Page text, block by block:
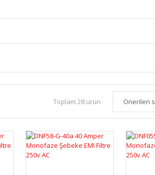
Toplam 28 ürün